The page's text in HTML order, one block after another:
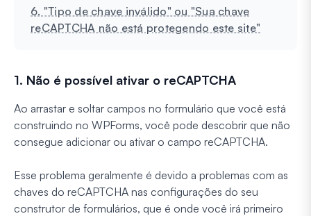
6. "Tipo de chave inválido" ou "Sua chave
reCAPTCHA não está protegendo este site"
1. Não é possível ativar o reCAPTCHA
Ao arrastar e soltar campos no formulário que você está
construindo no WPForms, você pode descobrir que não
consegue adicionar ou ativar o campo reCAPTCHA.
Esse problema geralmente é devido a problemas com as
chaves do reCAPTCHA nas configurações do seu
construtor de formulários, que é onde você irá primeiro